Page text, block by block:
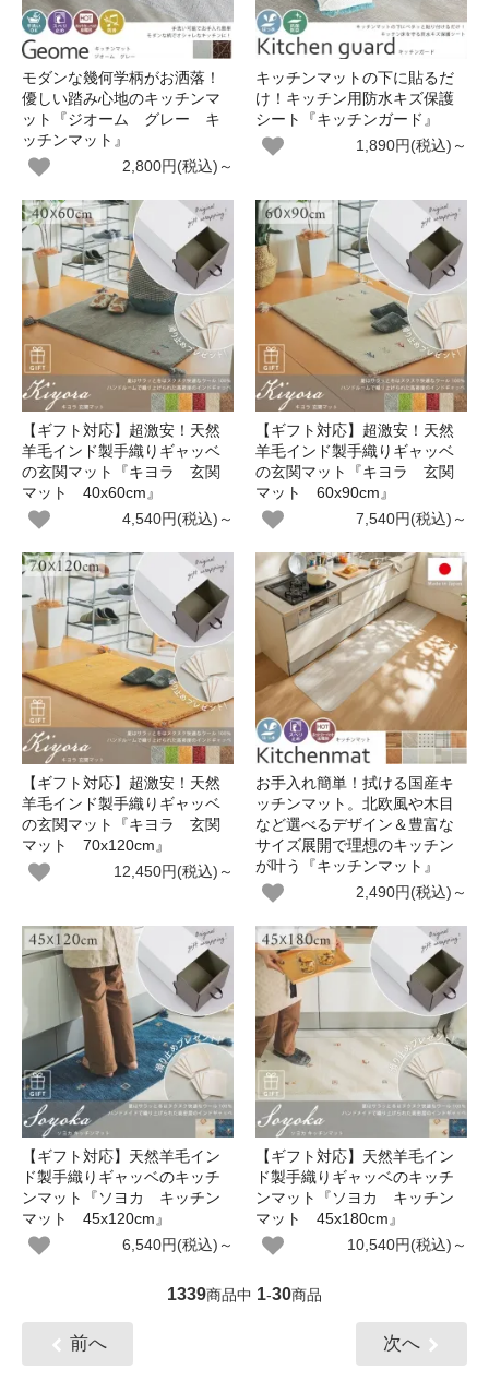
モダンな幾何学柄がお洒落！
優しい踏み心地のキッチンマ
ット『ジオーム グレー キ
ッチンマット』
2,800円(税込)～
キッチンマットの下に貼るだ
け！キッチン用防水キズ保護
シート『キッチンガード』
1,890円(税込)～
【ギフト対応】超激安！天然
羊毛インド製手織りギャッベ
の玄関マット『キヨラ 玄関
マット 40x60cm』
4,540円(税込)～
【ギフト対応】超激安！天然
羊毛インド製手織りギャッベ
の玄関マット『キヨラ 玄関
マット 60x90cm』
7,540円(税込)～
【ギフト対応】超激安！天然
羊毛インド製手織りギャッベ
の玄関マット『キヨラ 玄関
マット 70x120cm』
12,450円(税込)～
お手入れ簡単！拭ける国産キ
ッチンマット。北欧風や木目
など選べるデザイン＆豊富な
サイズ展開で理想のキッチン
が叶う『キッチンマット』
2,490円(税込)～
【ギフト対応】天然羊毛イン
ド製手織りギャッベのキッチ
ンマット『ソヨカ キッチン
マット 45x120cm』
6,540円(税込)～
【ギフト対応】天然羊毛イン
ド製手織りギャッベのキッチ
ンマット『ソヨカ キッチン
マット 45x180cm』
10,540円(税込)～
1339商品中 1-30商品
前へ 次へ